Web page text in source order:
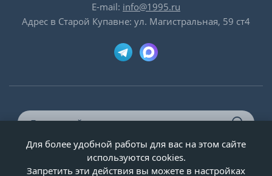
E-mail: info@1995.ru
Адрес в Старой Купавне: ул. Магистральная, 59 ст4
© ООО «Двери-и-точка», ИНН 5020092947, 1995-2026 г.
Для более удобной работы для вас на этом сайте
используются cookies.
Запретить эти действия вы можете в настройках